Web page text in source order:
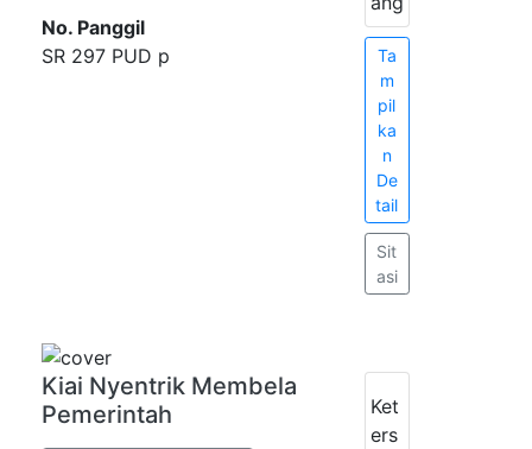
No. Panggil
SR 297 PUD p
Ta
m
pil
ka
n
De
tail
Sit
asi
Kiai Nyentrik Membela
Pemerintah
Ket
ers